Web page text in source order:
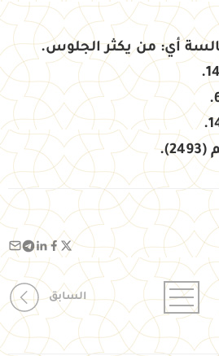
أي: من يكثر الجلوس.
السابق